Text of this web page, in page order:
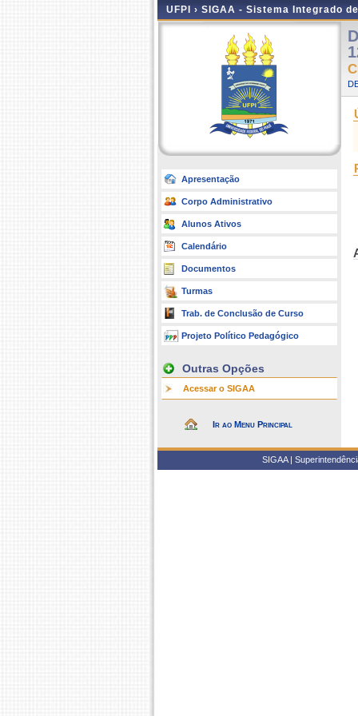
UFPI › SIGAA - Sistema Integrado
Apresentação
Corpo Administrativo
Alunos Ativos
Calendário
Documentos
Turmas
Trab. de Conclusão de Curso
Projeto Político Pedagógico
Outras Opções
Acessar o SIGAA
Ir ao Menu Principal
SIGAA |